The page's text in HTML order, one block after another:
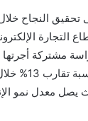
النجاح
مشتركة
أن نشاط البحث في
يصل معدل نمو